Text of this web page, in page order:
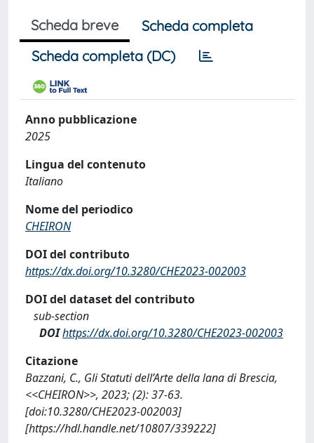
Scheda breve
Scheda completa
Scheda completa (DC)
Anno pubblicazione
2025
Lingua del contenuto
Italiano
Nome del periodico
CHEIRON
DOI del contributo
https://dx.doi.org/10.3280/CHE2023-002003
DOI del dataset del contributo
sub-section
DOIhttps://dx.doi.org/10.3280/CHE2023-002003
Citazione
Bazzani, C., Gli Statuti dell’Arte della lana di Brescia,
<<CHEIRON>>, 2023; (2): 37-63.
[doi:10.3280/CHE2023-002003]
[https://hdl.handle.net/10807/339222]